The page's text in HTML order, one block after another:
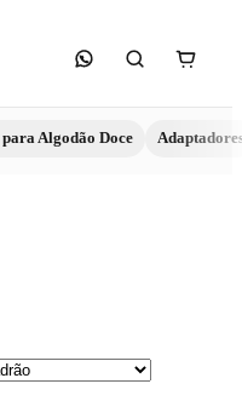
Algodão Doce